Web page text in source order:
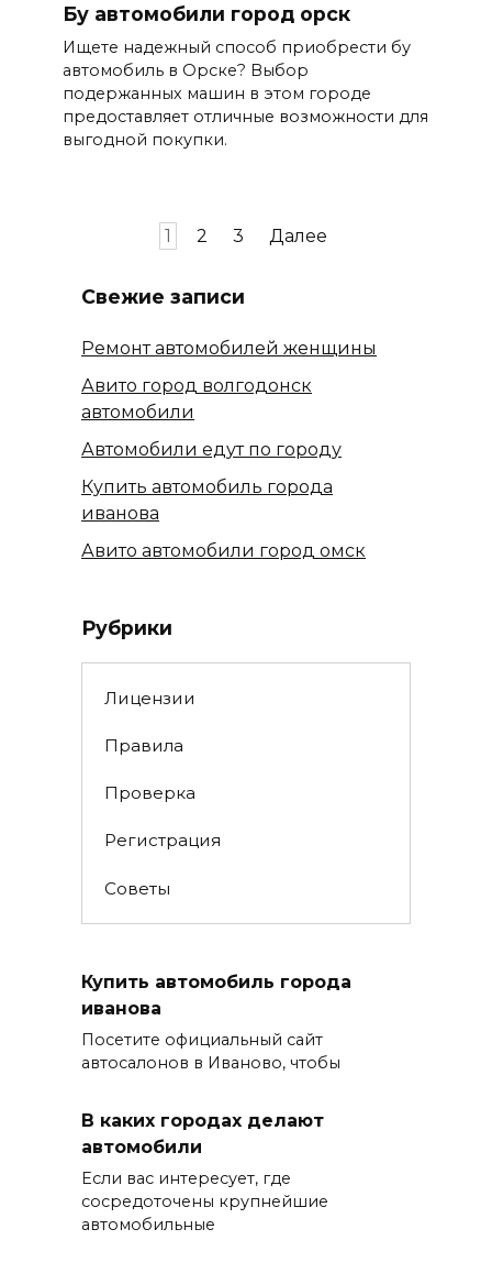
Бу автомобили город орск
Ищете надежный способ приобрести бу
автомобиль в Орске? Выбор
подержанных машин в этом городе
предоставляет отличные возможности для
выгодной покупки.
1 2 3 Далее
Свежие записи
Ремонт автомобилей женщины
Авито город волгодонск
автомобили
Автомобили едут по городу
Купить автомобиль города
иванова
Авито автомобили город омск
Рубрики
Лицензии
Правила
Проверка
Регистрация
Советы
Купить автомобиль города
иванова
Посетите официальный сайт
автосалонов в Иваново, чтобы
В каких городах делают
автомобили
Если вас интересует, где
сосредоточены крупнейшие
автомобильные